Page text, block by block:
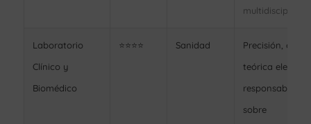
multidisciplinar
Laboratorio
Clínico y
Biomédico
⭐⭐⭐⭐ Sanidad
Precisión, carga
teórica elevada,
responsabilidad
sobre